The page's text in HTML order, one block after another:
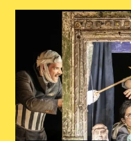
ACCUEIL
Ouvert jusqu'à
BILLETTERIE
Fermé, ouvre Jeudi